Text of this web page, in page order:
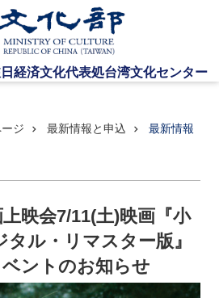
ックにジャンプします
ージ 最新情報と申込 最新情報
映会7/11(土)映画『小
ル・リマスター版』
ントのお知らせ